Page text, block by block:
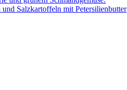
Salzkartoffeln mit Petersilienbutter